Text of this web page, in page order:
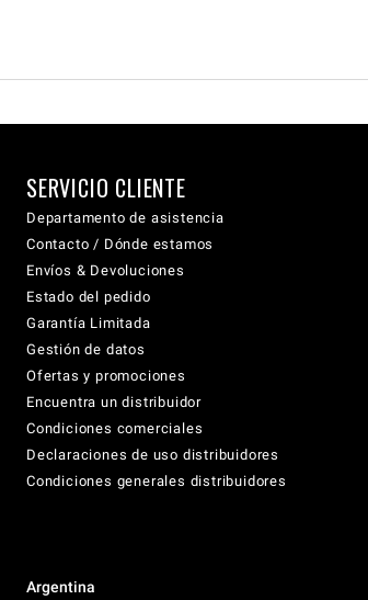
SERVICIO CLIENTE
Departamento de asistencia
Contacto / Dónde estamos
Envíos & Devoluciones
Estado del pedido
Garantía Limitada
Gestión de datos
Ofertas y promociones
Encuentra un distribuidor
Condiciones comerciales
Declaraciones de uso distribuidores
Condiciones generales distribuidores
Argentina